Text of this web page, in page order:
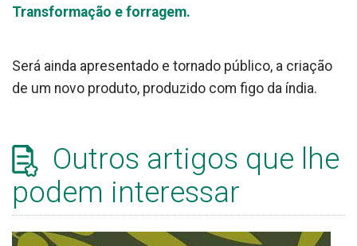
Transformação e forragem.
Será ainda apresentado e tornado público, a criação
de um novo produto, produzido com figo da índia.
Outros artigos que lhe
podem interessar